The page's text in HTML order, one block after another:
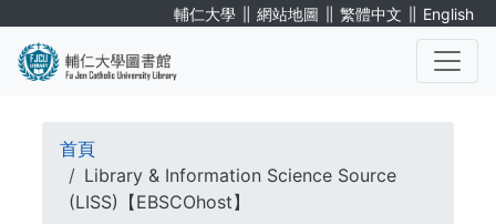
輔仁大學 ∥ 網站地圖 ∥ 繁體中文 ∥ English
導
航
首頁
Library & Information Science Source
(LISS)【EBSCOhost】